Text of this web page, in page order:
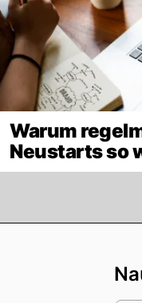
Warum
Neustarts so